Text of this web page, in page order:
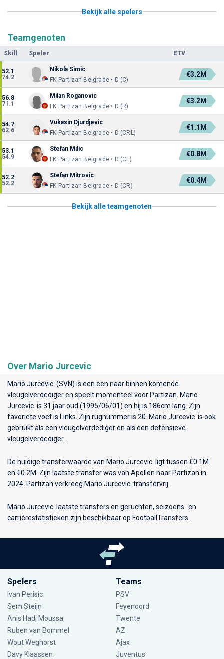
Bekijk alle spelers
Teamgenoten
Skill Speler ETV
52.1
74.2
Nikola Simic
FK Partizan Belgrade • D (C)
€3.2M
56.8
71.1
Milan Roganovic
FK Partizan Belgrade • D (R)
€3.2M
54.7
62.6
Vukasin Djurdjevic
FK Partizan Belgrade • D (CRL)
€1.1M
53.1
54.9
Stefan Milic
FK Partizan Belgrade • D (CL)
€0.8M
52.2
52.2
Stefan Mitrovic
FK Partizan Belgrade • D (CR)
€0.4M
Bekijk alle teamgenoten
Over Mario Jurcevic
Mario Jurcevic (SVN) is een een naar binnen komende
vleugelverdediger en speelt momenteel voor Partizan . Mario
Jurcevic is 31 jaar oud (1995/06/01) en hij is 186cm lang. Zijn
favoriete voet is Links. Zijn rugnummer is 20. Mario Jurcevic is ook
gebruikt als een vleugelverdediger en als een defensieve
vleugelverdediger.
De huidige transferwaarde van Mario Jurcevic ligt tussen €0.1M
en €0.2M. Zijn laatste transfer was van Apollon naar Partizan in
2024. Partizan verkreeg Mario Jurcevic transfervrij.
Mario Jurcevic laatste transfers en geruchten, seizoens- en
carrièrestatistieken zijn beschikbaar op FootballTransfers.
Spelers
Ivan Perisic
Sem Steijn
Anis Hadj Moussa
Ruben van Bommel
Wout Weghorst
Davy Klaassen
Teams
PSV
Feyenoord
Twente
AZ
Ajax
Juventus